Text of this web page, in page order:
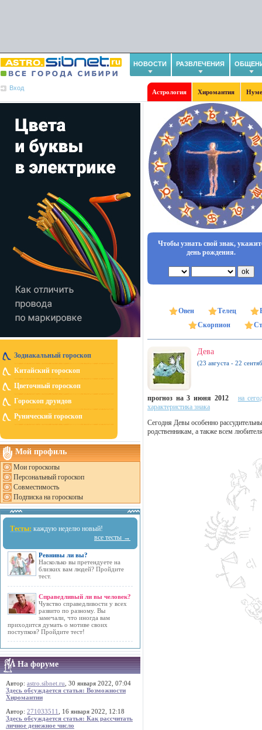
НОВОСТИ РАЗВЛЕЧЕНИЯ
Вход
Астрология Хиромантия
Зодиакальный гороскоп
Китайский гороскоп
Цветочный гороскоп
Гороскоп друидов
Рунический гороскоп
Мой профиль
Мои гороскопы
Персональный гороскоп
Совместимость
Подписка на гороскопы
Тесты: каждую неделю новый!
все тесты →
Ревнивы ли вы?
Насколько вы претендуете на
близких вам людей? Пройдите
тест.
Справедливый ли вы человек?
Чувство справедливости у всех
развито по разному. Вы
замечали, что иногда вам
приходится думать о мотиве своих
поступков? Пройдите тест!
На форуме
Автор: astro.sibnet.ru , 30 января 2022, 07:04
Здесь обсуждается статья: Возможности
Хиромантии
Автор: 271033511
, 16 января 2022, 12:18
Здесь обсуждается статья: Как рассчитать
личное денежное число
Чтобы узнать свой знак,
день рождения.
Овен Телец
Скорпион
Дева
(23 августа - 22
прогноз на 3 июня 2012
на
характеристика знака
Сегодня Девы особенно
родственникам, а также всем